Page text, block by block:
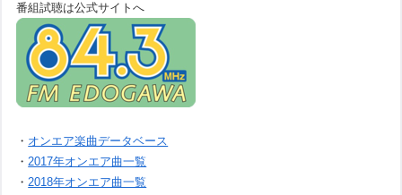
番組試聴は公式サイトへ
・ オンエア楽曲データベース
・2017年オンエア曲一覧
・2018年オンエア曲一覧